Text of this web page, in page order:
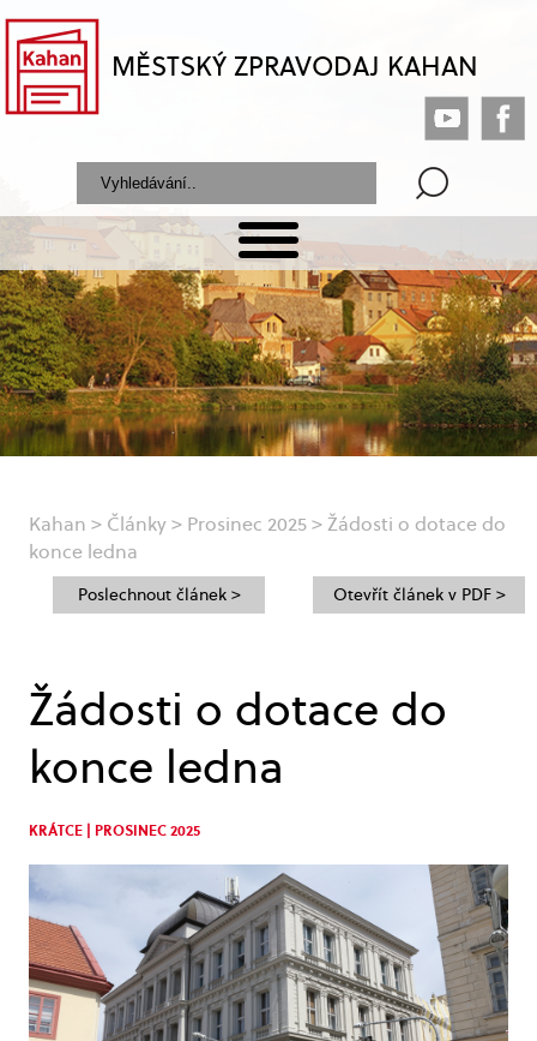
MĚSTSKÝ ZPRAVODAJ KAHAN
Kahan > Články> Prosinec 2025>Žádosti o dotace do
konce ledna
Žádosti o dotace do
konce ledna
KRÁTCE | PROSINEC 2025
Poslechnout článek > Otevřít článek v PDF >